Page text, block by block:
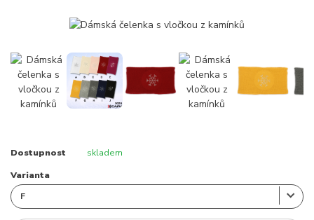
Dostupnost skladem
Varianta